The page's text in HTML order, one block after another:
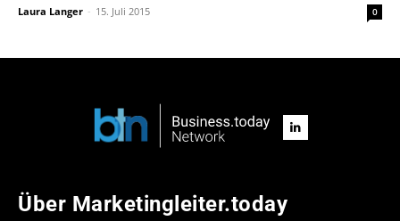
Laura Langer - 15. Juli 2015 0
Über Marketingleiter.today